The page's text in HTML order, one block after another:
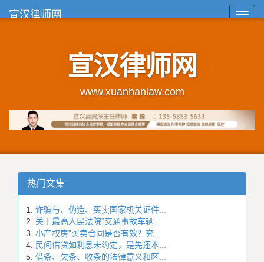
宣汉律师网
宣汉律师网
www.xuanhanlaw.com
热门文集
诈骗与、伪造、买卖国家机关证件...
关于最高人民法院“交通事故车辆...
小产权房”买卖合同是否有效？究...
民间借贷如利息未约定，是先还本...
借条、欠条、收条的法律意义和区...